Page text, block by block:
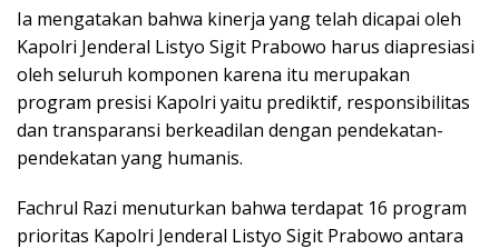
Ia mengatakan bahwa kinerja yang telah dicapai oleh
Kapolri Jenderal Listyo Sigit Prabowo harus diapresiasi
oleh seluruh komponen karena itu merupakan
program presisi Kapolri yaitu prediktif, responsibilitas
dan transparansi berkeadilan dengan pendekatan-
pendekatan yang humanis.
Fachrul Razi menuturkan bahwa terdapat 16 program
prioritas Kapolri Jenderal Listyo Sigit Prabowo antara